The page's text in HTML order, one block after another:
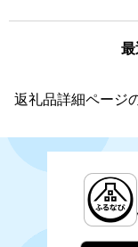
返礼品詳細ページ